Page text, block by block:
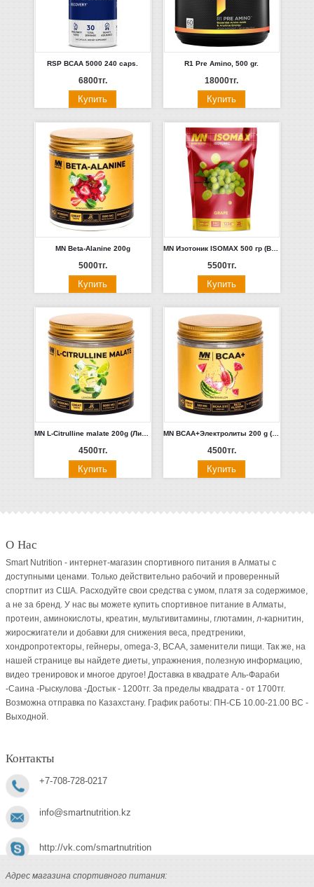
RSP BCAA 5000 240 caps.
6800тг.
R1 Pre Amino, 500 gr.
18000тг.
MN Beta-Alanine 200g
5000тг.
MN Изотоник ISOMAX 500 гр (Виноград)
5500тг.
MN L-Citrulline malate 200g (Лимонад)
4500тг.
MN BCAA+Электролиты 200 g (Арбуз)
4500тг.
О Нас
Smart Nutrition - интернет-магазин спортивного питания в Алматы с
доступными ценами. Только действительно рабочий и проверенный
спортпит из США. Расходуйте свои средства с умом, платя за содержимое,
а не за бренд. У нас вы можете купить спортивное питание в Алматы,
протеин, аминокислоты, креатин, мультивитамины, глютамин, л-карнитин,
жиросжигатели и добавки для снижения веса, предтреники,
хондропротекторы, гейнеры, omega-3, BCAA, заменители пищи. Так же, на
нашей странице вы найдете диеты, упражнения, полезную информацию,
видео тренировок и многое другое! Доставка в квадрате Аль-Фараби
-Саина -Рыскулова -Достык - 1200тг. За пределы квадрата - от 1700тг.
Возможна отправка по Казахстану. График работы: ПН-СБ 10.00-21.00 ВC -
Выходной.
Контакты
+7-708-728-0217
info@smartnutrition.kz
http://vk.com/smartnutrition
Адрес магазина спортивного питания: